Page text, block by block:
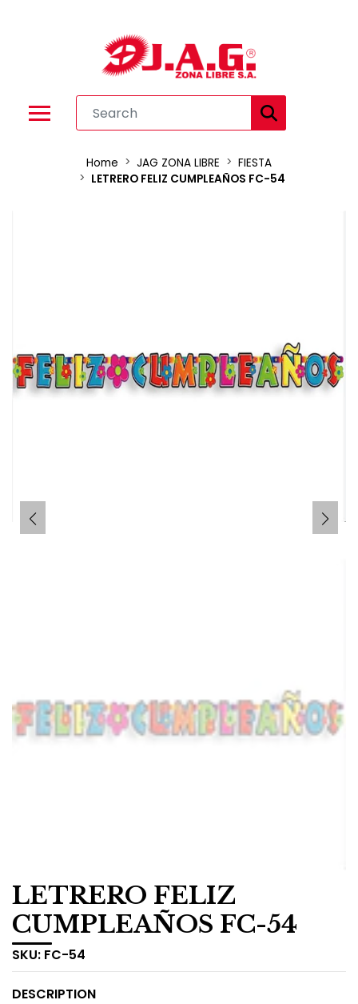
Home JAG ZONA LIBRE
FIESTA
LETRERO FELIZ CUMPLEAÑOS FC-54
LETRERO FELIZ
CUMPLEAÑOS FC-54
SKU: FC-54
DESCRIPTION